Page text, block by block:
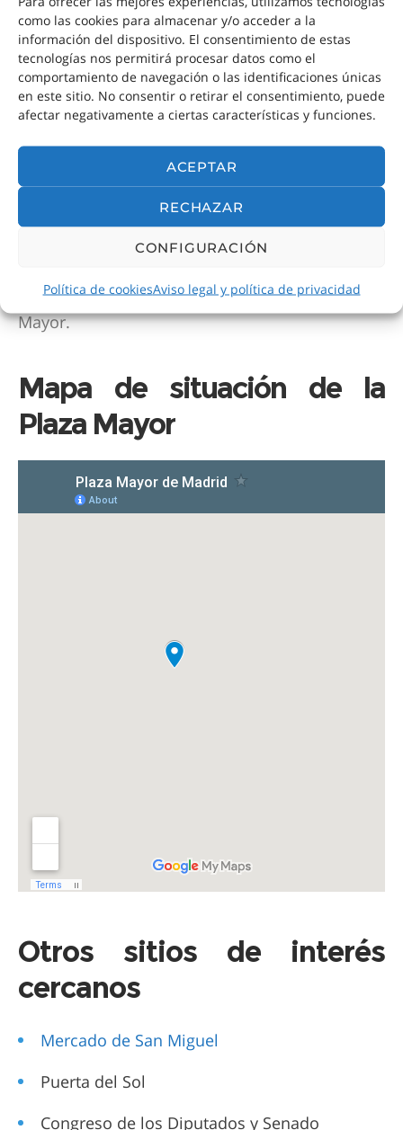
como las cookies para almacenar y/o acceder a la
información del dispositivo. El consentimiento de estas
tecnologías nos permitirá procesar datos como el
comportamiento de navegación o las identificaciones únicas
en este sitio. No consentir o retirar el consentimiento, puede
afectar negativamente a ciertas características y funciones.
ACEPTAR
RECHAZAR
CONFIGURACIÓN
Política de cookiesAviso legal y política de privacidad
punto turístico de la ciudad, visitado por miles
de turistas al año. En los locales comerciales
ubicados bajo los soportales, abundan los
comercios de hostelería, que instalan terrazas
junto a los soportales de la plaza. Todos los
meses de diciembre, se celebra el tradicional
mercado navideño, costumbre que se mantiene
vigente desde el año 1860.
También se celebra todos los domingos y
Numismática en los soportales de la Plaza
Mayor.
Mapa de situación de la
Plaza Mayor
Otros sitios de interés
cercanos
Mercado de San Miguel
Puerta del Sol
Congreso de los Diputados y Senado